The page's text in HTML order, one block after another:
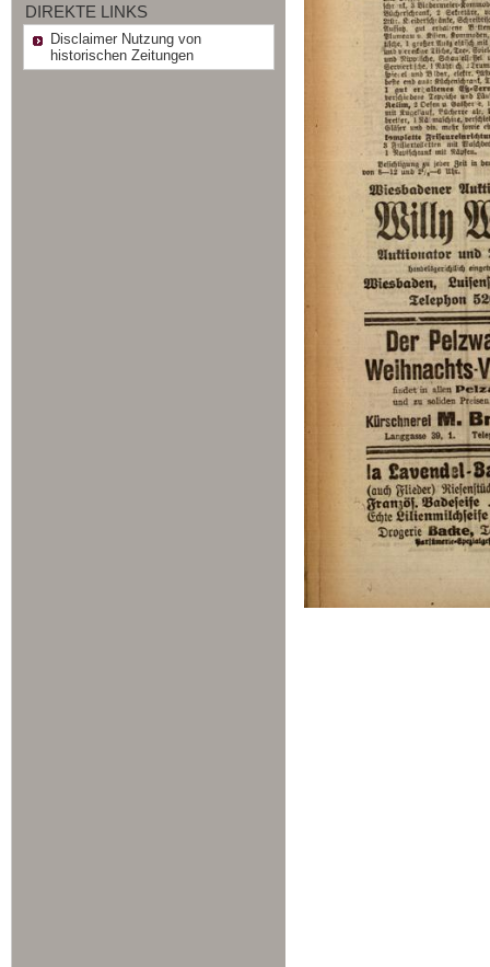
DIREKTE LINKS
Disclaimer Nutzung von
historischen Zeitungen